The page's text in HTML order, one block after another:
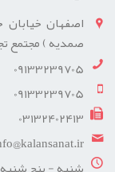
اصفهان
صمدیه ) مجتمع
09133239705
09133239705
03132402413